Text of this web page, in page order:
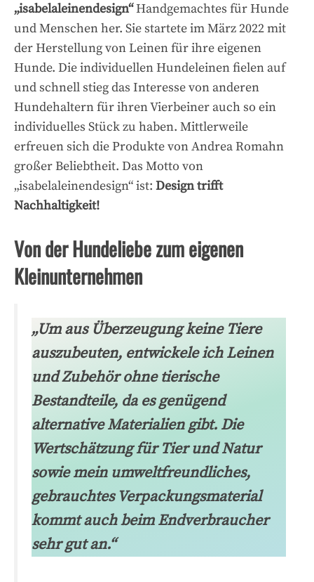
„isabelaleinendesign“Handgemachtes für Hunde
und Menschen her. Sie startete im März 2022 mit
der Herstellung von Leinen für ihre eigenen
Hunde. Die individuellen Hundeleinen fielen auf
und schnell stieg das Interesse von anderen
Hundehaltern für ihren Vierbeiner auch so ein
individuelles Stück zu haben. Mittlerweile
erfreuen sich die Produkte von Andrea Romahn
großer Beliebtheit. Das Motto von
„isabelaleinendesign“ ist: Design trifft
Nachhaltigkeit!
Von der Hundeliebe zum eigenen
Kleinunternehmen
„Um aus Überzeugung keine Tiere
auszubeuten, entwickele ich Leinen
und Zubehör ohne tierische
Bestandteile, da es genügend
alternative Materialien gibt. Die
Wertschätzung für Tier und Natur
sowie mein umweltfreundliches,
gebrauchtes Verpackungsmaterial
kommt auch beim Endverbraucher
sehr gut an.“